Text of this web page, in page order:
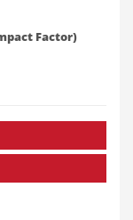
Factor)